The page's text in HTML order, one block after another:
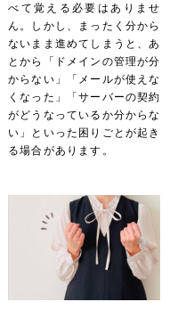
べて覚える必要はありませ
ん。しかし、まったく分から
ないまま進めてしまうと、あ
とから「ドメインの管理が分
からない」「メールが使えな
くなった」「サーバーの契約
がどうなっているか分からな
い」といった困りごとが起き
る場合があります。